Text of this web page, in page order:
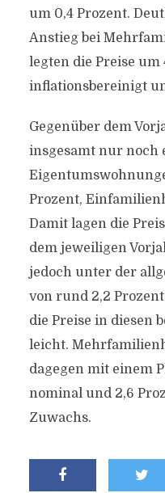
um 0,4 Prozent.
Anstieg bei
legten die Preise um
inflationsbereinigt
Gegenüber dem
insgesamt nur noch
Prozent,
Damit lagen die
dem jeweiligen
jedoch unter der
von rund 2,2
die Preise in diesen
leicht.
dagegen mit einem
nominal und 2,6
Zuwachs.